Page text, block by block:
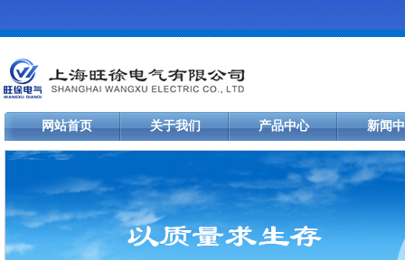
网站首页 关于我们 产品中心 新闻